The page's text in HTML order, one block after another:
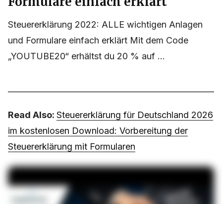
Steuererklärung 2022: ALLE wichtigen Anlagen
und Formulare einfach erklärt Mit dem Code
„YOUTUBE20“ erhältst du 20 % auf ...
Read Also: Steuererklärung für Deutschland 2026
im kostenlosen Download: Vorbereitung der
Steuererklärung mit Formularen